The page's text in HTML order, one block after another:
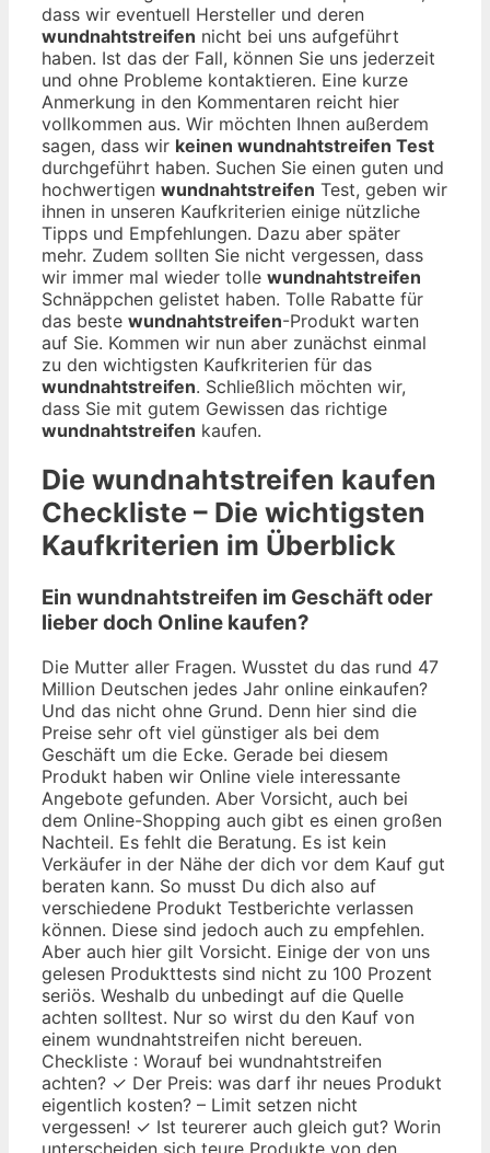
dass wir eventuell Hersteller und deren
wundnahtstreifen nicht bei uns aufgeführt
haben. Ist das der Fall, können Sie uns jederzeit
und ohne Probleme kontaktieren. Eine kurze
Anmerkung in den Kommentaren reicht hier
vollkommen aus. Wir möchten Ihnen außerdem
sagen, dass wir keinen wundnahtstreifen Test
durchgeführt haben. Suchen Sie einen guten und
hochwertigen wundnahtstreifen Test, geben wir
ihnen in unseren Kaufkriterien einige nützliche
Tipps und Empfehlungen. Dazu aber später
mehr. Zudem sollten Sie nicht vergessen, dass
wir immer mal wieder tolle wundnahtstreifen
Schnäppchen gelistet haben. Tolle Rabatte für
das beste wundnahtstreifen-Produkt warten
auf Sie. Kommen wir nun aber zunächst einmal
zu den wichtigsten Kaufkriterien für das
wundnahtstreifen. Schließlich möchten wir,
dass Sie mit gutem Gewissen das richtige
wundnahtstreifen kaufen.
Die wundnahtstreifen kaufen
Checkliste – Die wichtigsten
Kaufkriterien im Überblick
Ein wundnahtstreifen im Geschäft oder
lieber doch Online kaufen?
Die Mutter aller Fragen. Wusstet du das rund 47
Million Deutschen jedes Jahr online einkaufen?
Und das nicht ohne Grund. Denn hier sind die
Preise sehr oft viel günstiger als bei dem
Geschäft um die Ecke. Gerade bei diesem
Produkt haben wir Online viele interessante
Angebote gefunden. Aber Vorsicht, auch bei
dem Online-Shopping auch gibt es einen großen
Nachteil. Es fehlt die Beratung. Es ist kein
Verkäufer in der Nähe der dich vor dem Kauf gut
beraten kann. So musst Du dich also auf
verschiedene Produkt Testberichte verlassen
können. Diese sind jedoch auch zu empfehlen.
Aber auch hier gilt Vorsicht. Einige der von uns
gelesen Produkttests sind nicht zu 100 Prozent
seriös. Weshalb du unbedingt auf die Quelle
achten solltest. Nur so wirst du den Kauf von
einem wundnahtstreifen nicht bereuen.
Checkliste : Worauf bei wundnahtstreifen
achten? ✓ Der Preis: was darf ihr neues Produkt
eigentlich kosten? – Limit setzen nicht
vergessen! ✓ Ist teurerer auch gleich gut? Worin
unterscheiden sich teure Produkte von den